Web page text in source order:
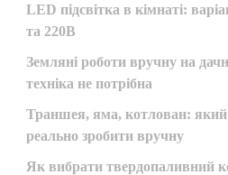
LED підсвітка в кімнаті:
та 220В
Земляні роботи вручну на
техніка не потрібна
Траншея, яма, котлован: який
реально зробити вручну
Як вибрати твердопаливний